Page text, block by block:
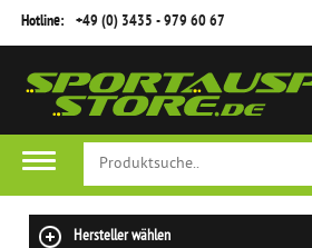
Hotline: +49 (0) 3435 - 979 60 67
Hersteller wählen